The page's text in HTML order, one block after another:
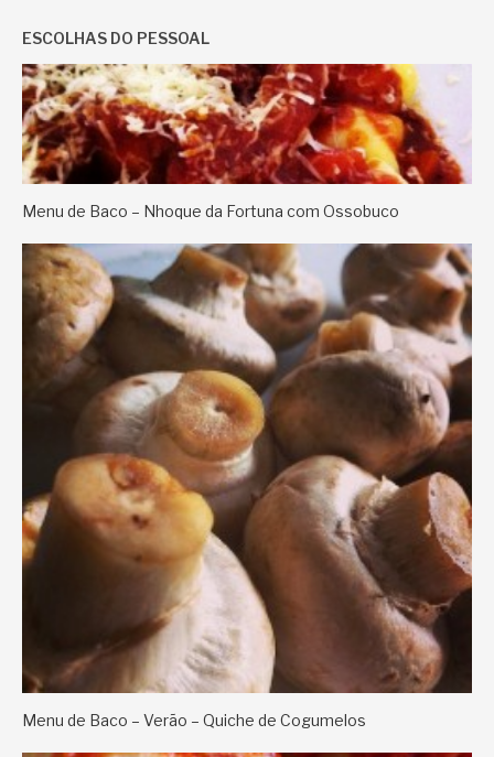
ESCOLHAS DO PESSOAL
Menu de Baco – Nhoque da Fortuna com Ossobuco
Menu de Baco – Verão – Quiche de Cogumelos